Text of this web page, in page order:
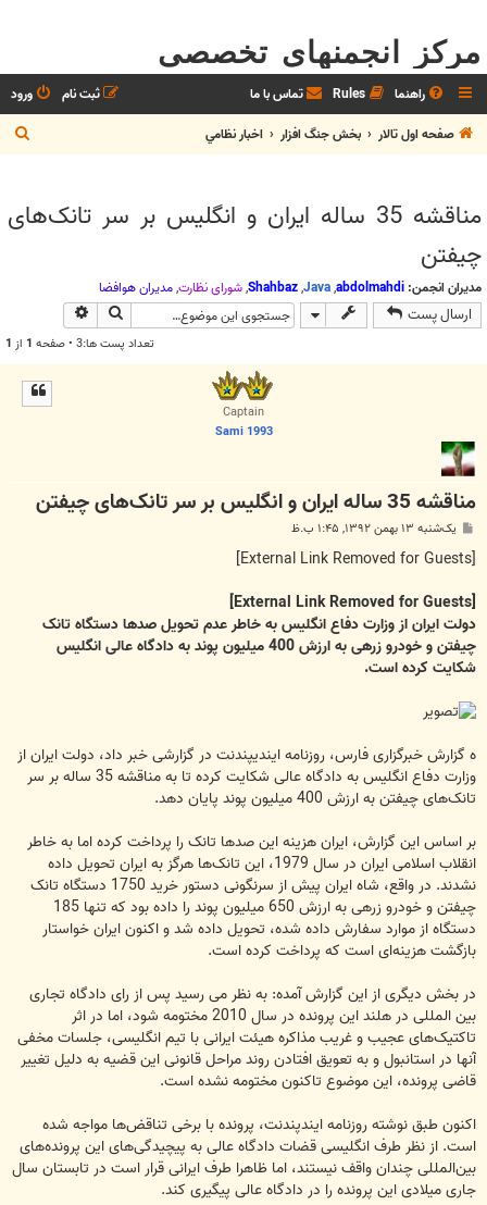
مرکز انجمنهای تخصصی
راهنما Rules تماس با ما ورود
ثبت نام
صفحه اول تالار
بخش جنگ افزار اخبار نظامي
س
جمناقشه 35 ساله ایران و انگلیس بر سر تانک‌های
چیفتن
مدیران انجمن: abdolmahdi
,
Java
,
Shahbaz
,شوراي نظارت,مديران هوافضا
ارسال پست جستجو
تعداد پست ها:3 • صفحه 1 از 1
Captain
Sami 1993
مناقشه 35 ساله ایران و انگلیس بر سر تانک‌های چیفتن
ت
یک‌شنبه ۱۳ بهمن ۱۳۹۲, ۱:۴۵ ب.ظ
[External Link Removed for Guests]
[External Link Removed for Guests]
دولت ایران از وزارت دفاع انگلیس به خاطر عدم تحویل صدها دستگاه تانک
چیفتن و خودرو زرهی به ارزش 400 میلیون پوند به دادگاه عالی انگلیس
شکایت کرده است.
ه گزارش خبرگزاری فارس، روزنامه ایندیپندنت در گزارشی خبر داد، دولت ایران از
وزارت دفاع انگلیس به دادگاه عالی شکایت کرده تا به مناقشه 35 ساله بر سر
تانک‌های چیفتن به ارزش 400 میلیون پوند پایان دهد.
بر اساس این گزارش، ایران هزینه این صدها تانک را پرداخت کرده اما به خاطر
انقلاب اسلامی ایران در سال 1979، این تانک‌ها هرگز به ایران تحویل داده
نشدند. در واقع، شاه ایران پیش از سرنگونی دستور خرید 1750 دستگاه تانک
چیفتن و خودرو زرهی به ارزش 650 میلیون پوند را داده بود که تنها 185
دستگاه از موارد سفارش داده شده، تحویل داده شد و اکنون ایران خواستار
بازگشت هزینه‌ای است که پرداخت کرده است.
در بخش دیگری از این گزارش آمده: به نظر می رسید پس از رای دادگاه تجاری
بین المللی در هلند این پرونده در سال 2010 مختومه شود، اما در اثر
تاکتیک‌های عجیب و غریب مذاکره هیئت ایرانی با تیم انگلیسی، جلسات مخفی
آنها در استانبول و به تعویق افتادن روند مراحل قانونی این قضیه به دلیل تغییر
قاضی پرونده، این موضوع تاکنون مختومه نشده است.
اکنون طبق نوشته روزنامه ایندپندنت، پرونده با برخی تناقض‌ها مواجه شده
است. از نظر طرف انگلیسی قضات دادگاه عالی به پیچیدگی‌های این پرونده‌های
بین‌المللی چندان واقف نیستند، اما ظاهرا طرف ایرانی قرار است در تابستان سال
جاری میلادی این پرونده را در دادگاه عالی پیگیری کند.